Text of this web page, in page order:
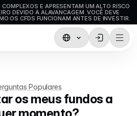
E APRESENTAM UM ALTO RISCO
DEVIDO À ALAVANCAGEM. VOCÊ DEVE
OS CFDS FUNCIONAM ANTES DE INVESTIR.
Populares
os meus fundos a